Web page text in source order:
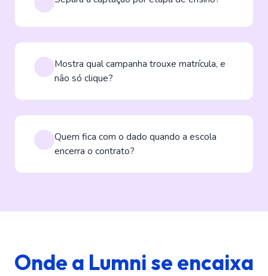
Mostra qual campanha trouxe matrícula, e
não só clique?
Quem fica com o dado quando a escola
encerra o contrato?
Onde a Lumni se encaixa